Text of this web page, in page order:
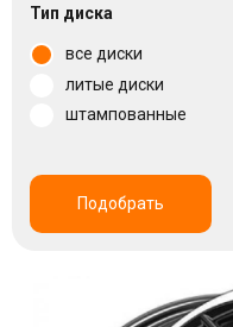
Пн-
Вс:
Тип диска
все диски
литые диски
штампованные
Подобрать